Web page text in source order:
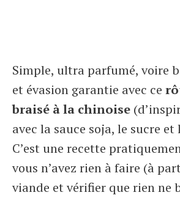
Simple, ultra parfumé, voire
et évasion garantie avec ce
braisé à la chinoise
avec la sauce soja, le sucre et
C’est une recette
vous n’avez rien à faire (à
viande et vérifier que rien ne